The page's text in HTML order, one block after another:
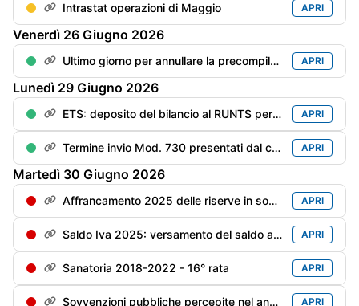
Intrastat operazioni di Maggio APRI
Venerdì 26 Giugno 2026
Ultimo giorno per annullare la precompilata del Mod. Redditi PF APRI
Lunedì 29 Giugno 2026
ETS: deposito del bilancio al RUNTS per gli enti con esercizio "solare" (180 gg dalla chiusura dell'esercizio APRI
Termine invio Mod. 730 presentati dal contribuente dal 1/06 al 20/06 APRI
Martedì 30 Giugno 2026
Affrancamento 2025 delle riserve in sospensione - 2° rata dell'imposta sostitutiva APRI
Saldo Iva 2025: versamento del saldo a debito maggiorato di 0,4% per mese/frazione di mese (pari a: saldo al 16/03 x 1,6%) APRI
Sanatoria 2018-2022 - 16° rata APRI
Sovvenzioni pubbliche percepite nel anno precedente - Trasparenza - Scadenza per la messa online (soggetti privi di bilancio) APRI